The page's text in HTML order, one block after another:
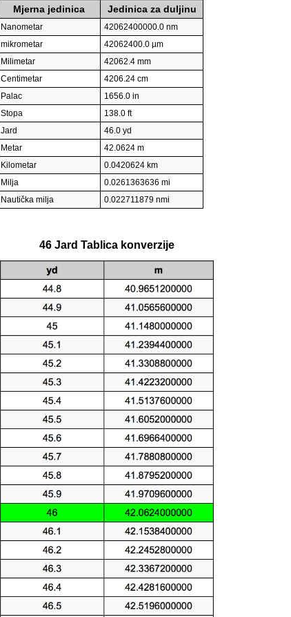
Mjerna jedinica Jedinica za duljinu
Nanometar
42062400000.0 nm
mikrometar
42062400.0 µm
Milimetar
42062.4 mm
Centimetar
4206.24 cm
Palac
1656.0 in
Stopa
138.0 ft
Jard
46.0 yd
Metar
42.0624 m
Kilometar
0.0420624 km
Milja
0.0261363636 mi
Nautička milja
0.022711879 nmi
46 Jard Tablica konverzije